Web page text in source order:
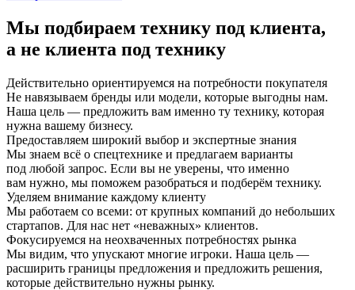
Мы подбираем технику под клиента,
а не клиента под технику
Действительно ориентируемся на потребности покупателя
Не навязываем бренды или модели, которые выгодны нам.
Наша цель — предложить вам именно ту технику, которая
нужна вашему бизнесу.
Предоставляем широкий выбор и экспертные знания
Мы знаем всё о спецтехнике и предлагаем варианты
под любой запрос. Если вы не уверены, что именно
вам нужно, мы поможем разобраться и подберём технику.
Уделяем внимание каждому клиенту
Мы работаем со всеми: от крупных компаний до небольших
стартапов. Для нас нет «неважных» клиентов.
Фокусируемся на неохваченных потребностях рынка
Мы видим, что упускают многие игроки. Наша цель —
расширить границы предложения и предложить решения,
которые действительно нужны рынку.